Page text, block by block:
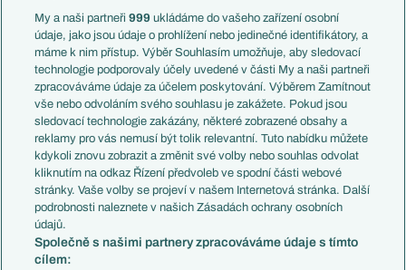
Témata
Představení týmů MS
EuroSkauting
PL v kostce
Evropské koeficienty
Přestupy
Přestupové spekulace
Zranění
Kluby
Arsenal FC
Chelsea FC
Manchester United
AC Milán
Francie
Itálie
Německo
Španělsko
Argentina
Brazílie
Přestupy
Zápasy
Livescore
Tipovací soutěž
My a naši partneři999 ukládáme do vašeho zařízení osobní
údaje, jako jsou údaje o prohlížení nebo jedinečné identifikátory, a
máme k nim přístup. Výběr Souhlasím umožňuje, aby sledovací
technologie podporovaly účely uvedené v části My a naši partneři
zpracováváme údaje za účelem poskytování. Výběrem Zamítnout
vše nebo odvoláním svého souhlasu je zakážete. Pokud jsou
sledovací technologie zakázány, některé zobrazené obsahy a
reklamy pro vás nemusí být tolik relevantní. Tuto nabídku můžete
kdykoli znovu zobrazit a změnit své volby nebo souhlas odvolat
kliknutím na odkaz Řízení předvoleb ve spodní části webové
stránky. Vaše volby se projeví v našem Internetová stránka. Další
podrobnosti naleznete v našich Zásadách ochrany osobních
údajů.
Společně s našimi partnery zpracováváme údaje s tímto
cílem: